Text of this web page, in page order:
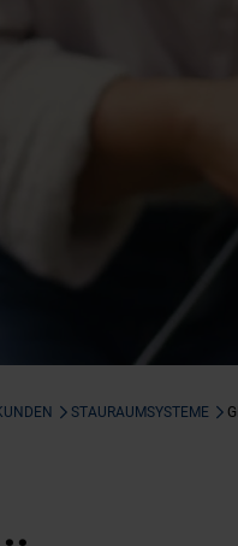
STAURAUMSYSTEME